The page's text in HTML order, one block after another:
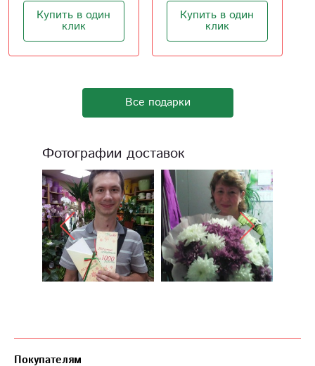
Купить в один
клик
клик
Все подарки
Фотографии доставок
Покупателям